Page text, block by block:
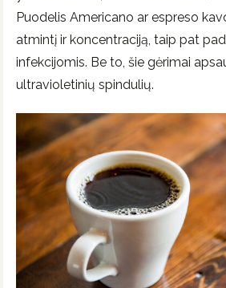
Puodelis Americano ar espreso
atmintį ir koncentraciją, taip pat
infekcijomis. Be to, šie gėrimai
ultravioletinių spindulių.